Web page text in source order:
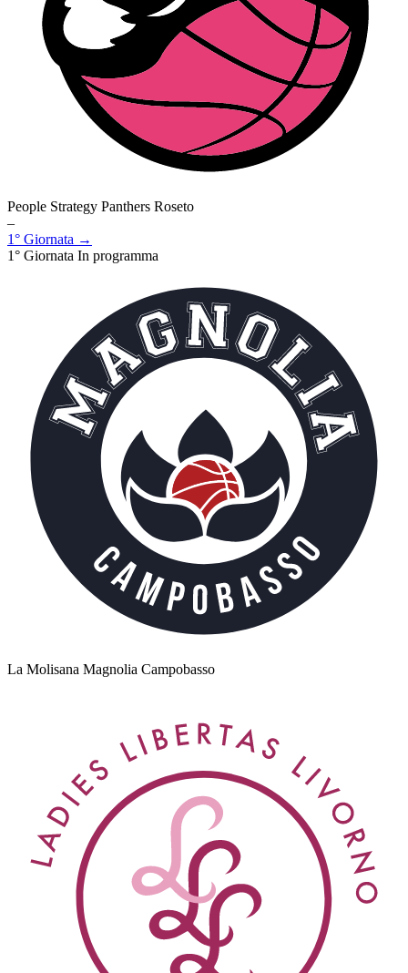
People Strategy Panthers Roseto
–
1° Giornata →
1° Giornata In programma
La Molisana Magnolia Campobasso